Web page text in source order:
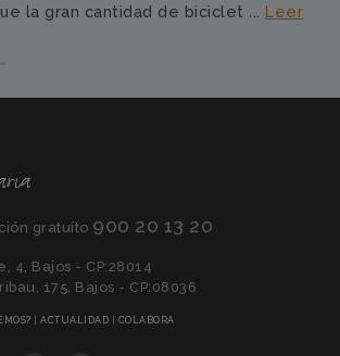
la gran cantidad de biciclet ... Leer
gratuíto 900 20 13 20
4, Bajos - CP:28014
175, Bajos - CP:08036
(CURRENT)
ACTUALIDAD (CURRENT)
COLABORA(CURRENT)